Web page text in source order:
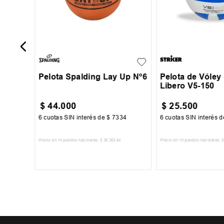
Pelota Spalding Lay Up Nº6
$ 44.000
6 cuotas SIN interés de$ 7334
Precio sin impuestos nacionales: $ 36 363 ,64
Pelota de
Libero V5-150
$ 25.500
6 cuotas SIN interés
Precio sin impuestos nacionales: $